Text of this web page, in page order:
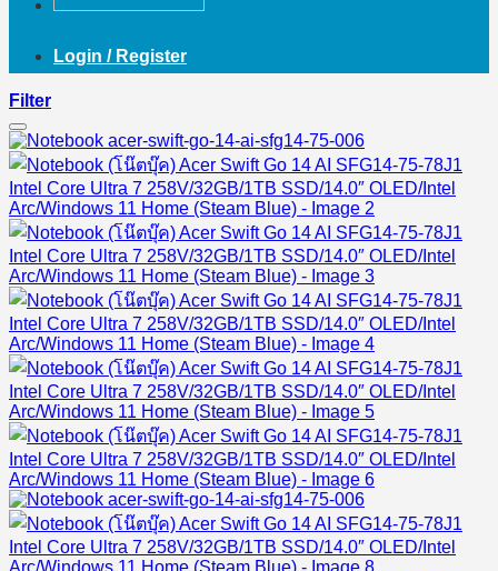
Login / Register
Filter